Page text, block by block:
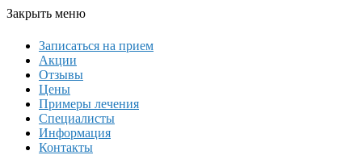
Закрыть меню
Записаться на прием
Акции
Отзывы
Цены
Примеры лечения
Специалисты
Информация
Контакты